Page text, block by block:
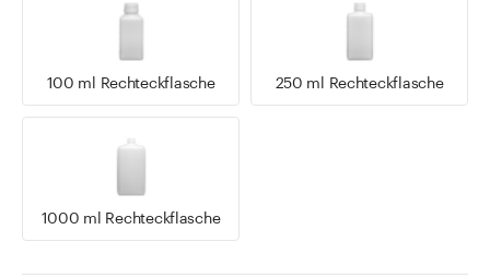
100 ml Rechteckflasche 250 ml Rechteckflasche
1000 ml Rechteckflasche